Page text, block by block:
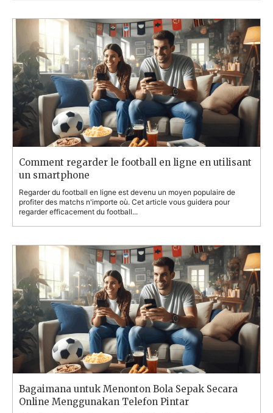
Comment regarder le football en ligne en utilisant
un smartphone
Regarder du football en ligne est devenu un moyen populaire de
profiter des matchs n'importe où. Cet article vous guidera pour
regarder efficacement du football...
Bagaimana untuk Menonton Bola Sepak Secara
Online Menggunakan Telefon Pintar